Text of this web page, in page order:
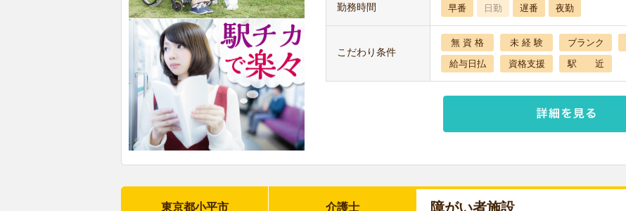
勤務時間 早番 日勤 遅番 夜勤
こだわり条件
無 資 格 未 経 験 ブランク
給与日払
資格支援 駅 近
東京都小平市 介護士 障がい者施設